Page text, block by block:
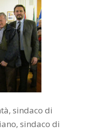
sindaco di
sindaco di